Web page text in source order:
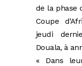
de la phase
Coupe
jeudi
Douala, à
« Dans